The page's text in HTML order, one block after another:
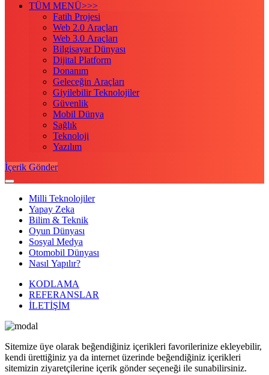
TÜM MENÜ>>>
Fatih Projesi
Web 2.0 Araçları
Web 3.0 Araçları
Bilgisayar Dünyası
Dijital Platform
Donanım
Geleceğin Araçları
Giyilebilir Teknolojiler
Güvenlik
Mobil Dünya
Sağlık
Teknoloji
Yazılım
İçerik Gönder
Milli Teknolojiler
Yapay Zeka
Bilim & Teknik
Oyun Dünyası
Sosyal Medya
Otomobil Dünyası
Nasıl Yapılır?
KODLAMA
REFERANSLAR
İLETİŞİM
Sitemize üye olarak beğendiğiniz içerikleri favorilerinize ekleyebilir,
kendi ürettiğiniz ya da internet üzerinde beğendiğiniz içerikleri
sitemizin ziyaretçilerine içerik gönder seçeneği ile sunabilirsiniz.